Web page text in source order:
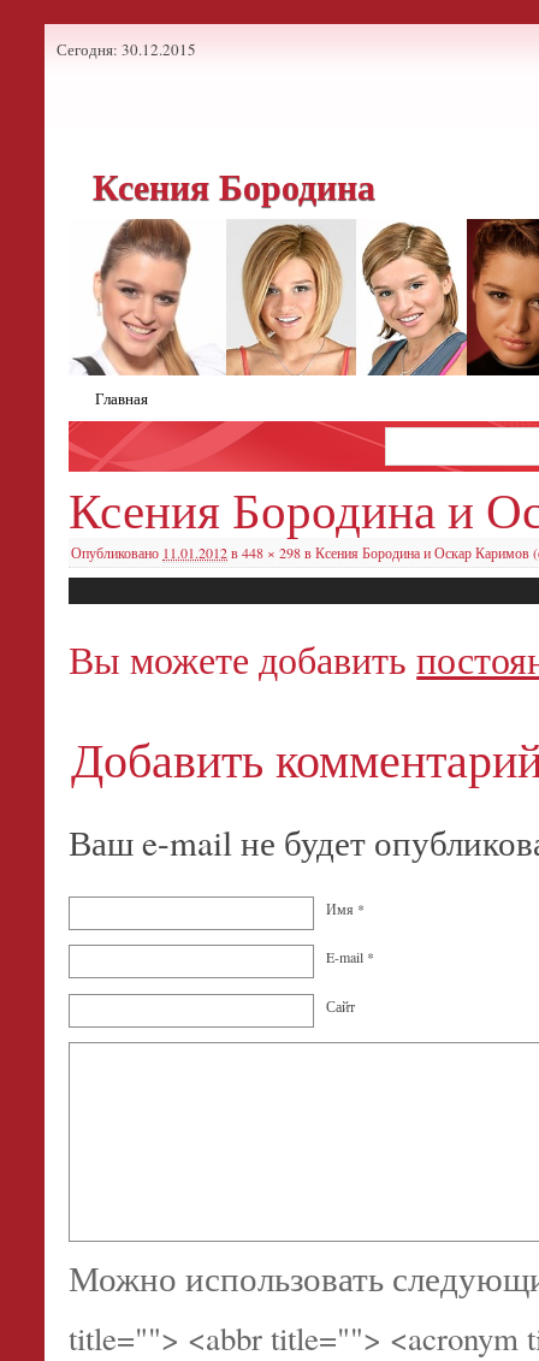
Сегодня: 30.12.2015
Ксения Бородина
Главная
Ксения Бородина и
Опубликовано 11.01.2012в448 × 298вКсения Бородина и Оскар Каримов
Вы можете добавить
Добавить
Ваш e-mail не будет
Имя *
E-mail *
Сайт
Можно использовать
title=""> <abbr title=""> <acronym